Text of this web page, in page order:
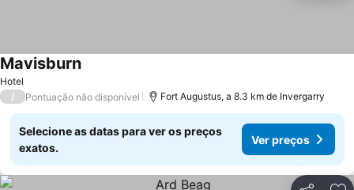
Hotel
MavisburnVer preços
/ Pontuação não disponível Fort Augustus, a 8.3 km de Invergarry
Selecione as datas para ver os preços
exatos.
Ver preços